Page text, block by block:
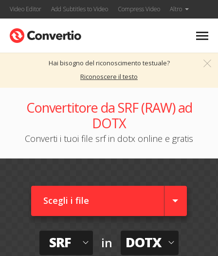
Video Editor Add Subtitles to Video Compress Video Altro
Hai bisogno del riconoscimento testuale?
Riconoscere il testo
Convertitore da SRF (RAW) ad
DOTX
Converti i tuoi file srf in dotx online e gratis
Scegli i file
SRF in DOTX